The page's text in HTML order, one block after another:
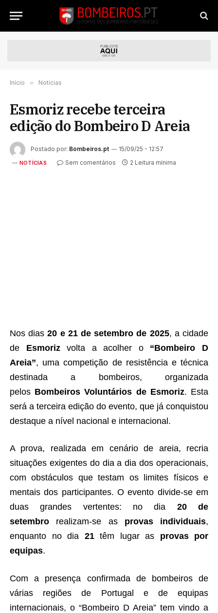
Início » Notícias
Esmoriz recebe terceira
edição do Bombeiro D Areia
Postado por: Bombeiros.pt 15/09/25 - 12:57
NOTÍCIAS Sem comentários 2 Leitura mínima
Nos dias20 e 21 de setembro de 2025, a cidade
de Esmorizvolta a acolher o “Bombeiro D
Areia”, uma competição de resistência e técnica
destinada a bombeiros, organizada
pelos Bombeiros Voluntários de Esmoriz. Esta
será a terceira edição do evento, que já conquistou
destaque a nível nacional e internacional.
A prova, realizada em cenário de areia, recria
situações exigentes do dia a dia dos operacionais,
com obstáculos que testam os limites físicos e
mentais dos participantes. O evento divide-se em
duas grandes vertentes: no dia 20 de
setembro realizam-se as provas individuais,
enquanto no dia 21têm lugar as provas por
equipas.
Com a presença confirmada de bombeiros de
várias regiões de Portugal e de equipas
internacionais, o “Bombeiro D Areia” tem vindo a